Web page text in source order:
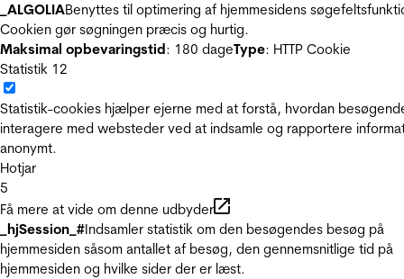
_ALGOLIABenyttes til optimering af hjemmesidens
Cookien gør søgningen præcis og hurtig.
Maksimal opbevaringstid: 180 dageType: HTTP Cookie
Statistik 12
Statistik-cookies hjælper ejerne med at forstå, hvordan
interagere med websteder ved at indsamle og rapportere
anonymt.
Hotjar
5
Få mere at vide om denne udbyder
_hjSession_#Indsamler statistik om den besøgendes besøg på
hjemmesiden såsom antallet af besøg, den gennemsnitlige tid på
hjemmesiden og hvilke sider der er læst.